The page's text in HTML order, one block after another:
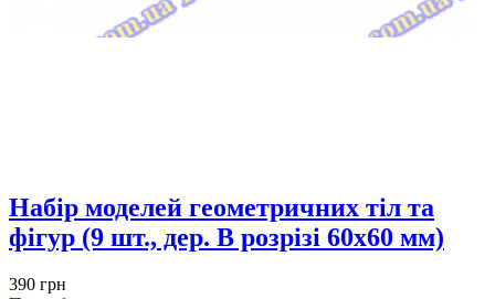
Набір моделей геометричних тіл та
фігур (9 шт., дер. В розрізі 60х60 мм)
390 грн